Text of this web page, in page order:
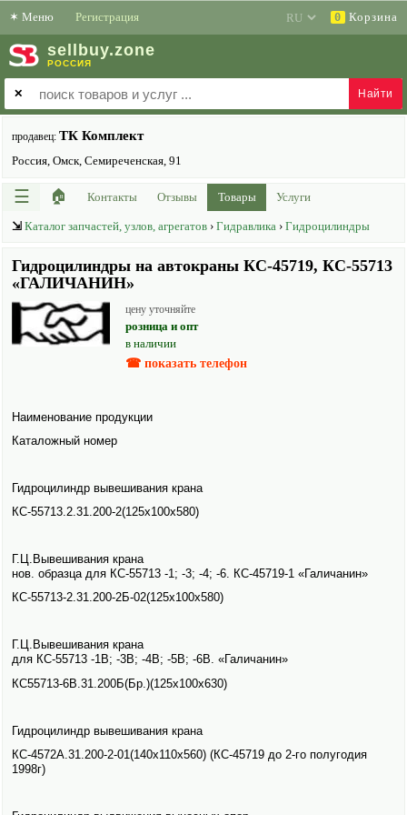
✶ Меню Регистрация 0 Корзина
sell buy.zone
РОССИЯ
✕
продавец: ТК Комплект
Россия, Омск, Семиреченская, 91
☰ 🏠 Контакты Отзывы Товары Услуги
⇲ Каталог запчастей, узлов, агрегатов › Гидравлика › Гидроцилиндры
Гидроцилиндры на автокраны КС-45719, КС-55713
«ГАЛИЧАНИН»
цену уточняйте
розница и опт
в наличии
☎ показать телефон
Наименование продукции
Каталожный номер
Гидроцилиндр вывешивания крана
КС-55713.2.31.200-2(125х100х580)
Г.Ц.Вывешивания крана
нов. образца для КС-55713 -1; -3; -4; -6. КС-45719-1 «Галичанин»
КС-55713-2.31.200-2Б-02(125х100х580)
Г.Ц.Вывешивания крана
для КС-55713 -1В; -3В; -4В; -5В; -6В. «Галичанин»
КС55713-6В.31.200Б(Бр.)(125х100х630)
Гидроцилиндр вывешивания крана
КС-4572А.31.200-2-01(140х110х560) (КС-45719 до 2-го полугодия
1998г)